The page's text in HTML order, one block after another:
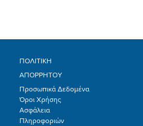
ΠΟΛΙΤΙΚΗ
ΑΠΟΡΡΗΤΟΥ
Προσωπικά Δεδομένα
Όροι Χρήσης
Ασφάλεια
Πληροφοριών